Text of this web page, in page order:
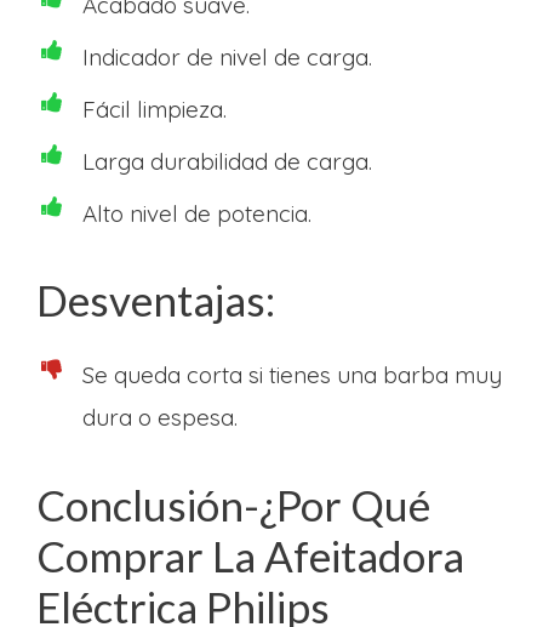
Indicador de nivel de carga.
Fácil limpieza.
Larga durabilidad de carga.
Alto nivel de potencia.
Desventajas:
Se queda corta si tienes una barba muy
dura o espesa.
Conclusión-¿Por Qué
Comprar La Afeitadora
Eléctrica Philips